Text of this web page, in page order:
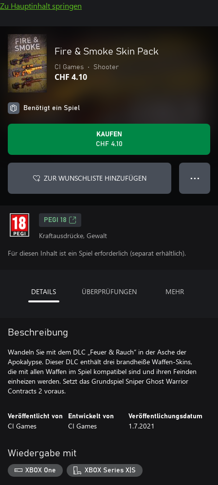
Zu Hauptinhalt springen
Fire & Smoke Skin Pack
CI Games • Shooter
CHF 4.10
Benötigt ein Spiel
KAUFEN
CHF 4.10
ZUR WUNSCHLISTE HINZUFÜGEN ● ● ●
PEGI 18
Kraftausdrücke, Gewalt
Für diesen Inhalt ist ein Spiel erforderlich (separat erhältlich).
DETAILS ÜBERPRÜFUNGEN MEHR
Beschreibung
Wandeln Sie mit dem DLC „Feuer & Rauch“ in der Asche der
Apokalypse. Dieser DLC enthält drei brandheiße Waffen-Skins,
die mit allen Waffen im Spiel kompatibel sind und ihren Feinden
einheizen werden. Setzt das Grundspiel Sniper Ghost Warrior
Contracts 2 voraus.
Veröffentlicht von
CI Games
Entwickelt von
CI Games
Veröffentlichungsdatum
1.7.2021
Wiedergabe mit
XBOX One XBOX Series X|S